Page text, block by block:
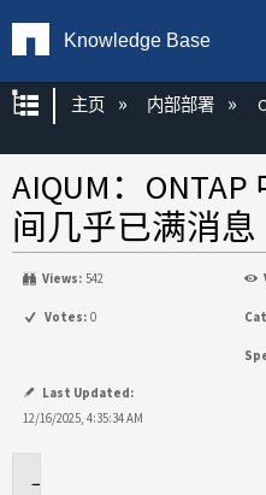
Knowledge Base
扩展/隐缩全局层次
主页 内部部署
AIQUM：
间几乎已满消息
Views: 542
Votes: 0
Last Updated:
12/16/2025, 4:35:34 AM